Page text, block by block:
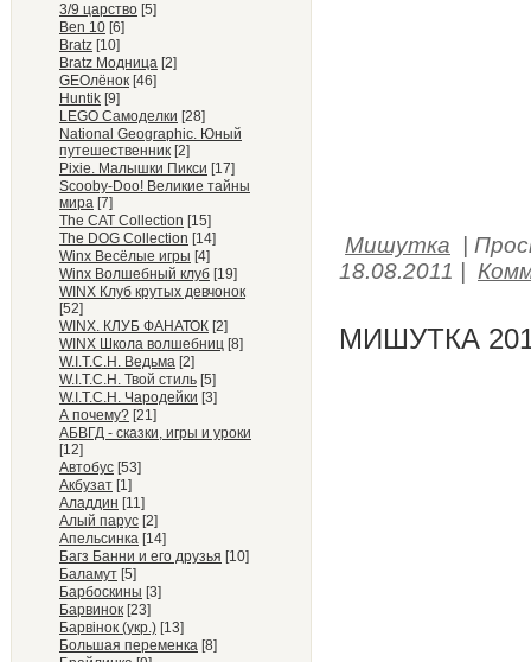
3/9 царство [5]
Ben 10 [6]
Bratz [10]
Bratz Модница [2]
GEOлёнок [46]
Huntik [9]
LEGO Самоделки [28]
National Geographic. Юный
путешественник [2]
Pixie. Малышки Пикси [17]
Scooby-Doo! Великие тайны
мира [7]
The CAT Collection [15]
The DOG Collection [14]
Winx Весёлые игры [4]
Winx Волшебный клуб [19]
WINX Клуб крутых девчонок
[52]
WINX. КЛУБ ФАНАТОК [2]
WINX Школа волшебниц [8]
W.I.T.C.H. Ведьма [2]
W.I.T.C.H. Твой стиль [5]
W.I.T.C.H. Чародейки [3]
А почему? [21]
АБВГД - сказки, игры и уроки
[12]
Автобус [53]
Акбузат [1]
Аладдин [11]
Алый парус [2]
Апельсинка [14]
Багз Банни и его друзья [10]
Баламут [5]
Барбоскины [3]
Барвинок [23]
Барвiнок (укр.) [13]
Большая переменка [8]
Мишутка |
18.08.2011 |
МИШУТКА